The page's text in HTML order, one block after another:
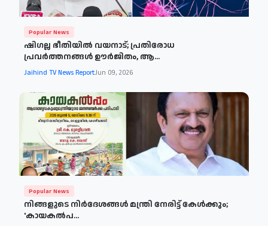
Popular News
ഷിഗല്ല ഭീതിയിൽ വയനാട്; പ്രതിരോധ
പ്രവർത്തനങ്ങൾ ഊർജിതം, ആ...
Jaihind TV News ReportJun 09, 2026
Popular News
നിങ്ങളുടെ നിർദേശങ്ങൾ മന്ത്രി നേരിട്ട് കേൾക്കും;
'കായകൽപ...